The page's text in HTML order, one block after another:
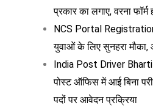
प्रकार का लगाए, वरना फॉर्म
NCS Portal
युवाओं के लिए सुनहरा
India Post Driver
पोस्ट ऑफिस में आई बिना
पदों पर आवेदन प्रक्रिया